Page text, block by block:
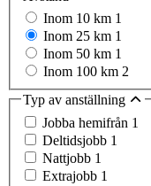
Inom 10 km 1
Inom 25 km 1
Inom 50 km 1
Inom 100 km 2
Typ av anställning
Jobba hemifrån 1
Deltidsjobb 1
Nattjobb 1
Extrajobb 1